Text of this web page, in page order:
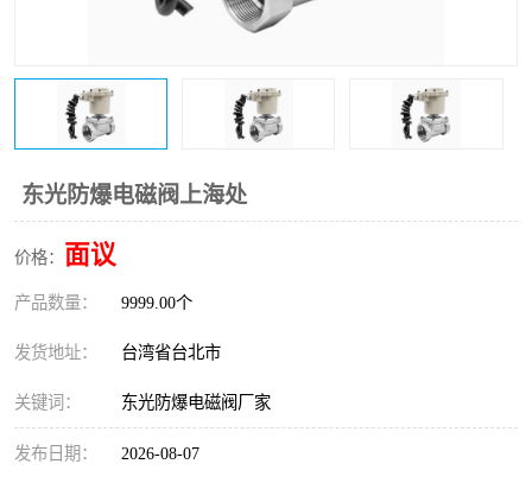
东光防爆电磁阀上海处
价格： 面议
产品数量： 9999.00个
发货地址： 台湾省台北市
关键词： 东光防爆电磁阀厂家
发布日期： 2026-08-07
东光气动阀
东光电动阀